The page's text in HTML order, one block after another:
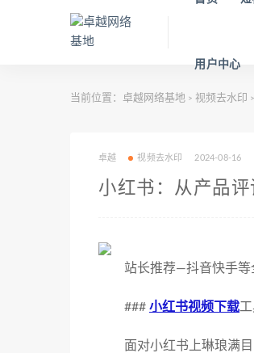
用户中心
当前位置： 卓越网络基地 > 视频去水印 >
卓越 视频去水印 2024-08-16
小红书：从产品
站长推荐—抖音快手等
### 小红书视频下载
面对小红书上琳琅满